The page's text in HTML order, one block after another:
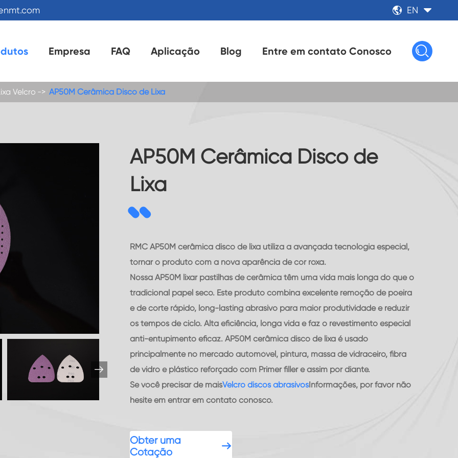
 EN 
Empresa FAQ Aplicação Blog Entre em contato Conosco 
Velcro AP50M Cerâmica Disco de Lixa

AP50M Cerâmica Disco de
Lixa
RMC AP50M cerâmica disco de lixa utiliza a avançada tecnologia especial,
tornar o produto com a nova aparência de cor roxa.
Nossa AP50M lixar pastilhas de cerâmica têm uma vida mais longa do que o
tradicional papel seco. Este produto combina excelente remoção de poeira
e de corte rápido, long-lasting abrasivo para maior produtividade e reduzir
os tempos de ciclo. Alta eficiência, longa vida e faz o revestimento especial
anti-entupimento eficaz. AP50M cerâmica disco de lixa é usado
principalmente no mercado automóvel, pintura, massa de vidraceiro, fibra
de vidro e plástico reforçado com Primer filler e assim por diante.
Se você precisar de maisVelcro discos abrasivosInformações, por favor não
hesite em entrar em contato conosco.
Obter uma
Cotação
